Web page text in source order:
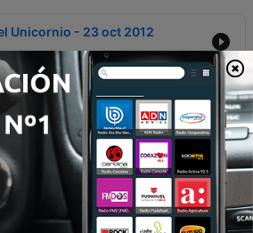
Unicornio - 23 oct 2012
Unicornio - 16 oct 2012
Unicornio - 9 oct 2012
Unicornio - 2 oct 2012